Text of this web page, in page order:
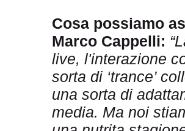
Cosa possiamo
Marco Cappelli:
live, l'interazione
sorta di ‘trance’
una sorta di
media. Ma noi